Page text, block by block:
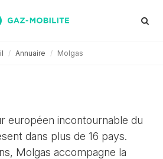
Annuaire Molgas
européen incontournable du
dans plus de 16 pays.
Molgas accompagne la